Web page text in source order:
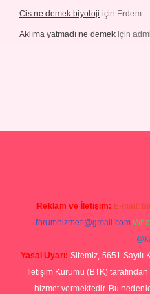
Cis ne demek biyoloji için Erdem
Aklıma yatmadı ne demek için
Reklam ve İletişim: E-mail:
forumhizmeti@gmail.com
Yasal Uyarı: Sitemiz, 5651
İletişim Kurumu (BTK)
hizmet vermektedir. Bu